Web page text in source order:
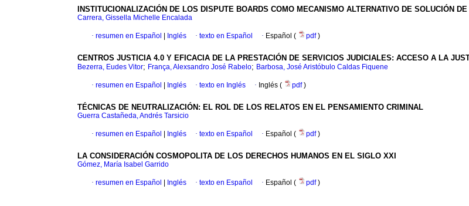
INSTITUCIONALIZACIÓN DE LOS DISPUTE BOARDS COMO MECANISMO ALTERNATIVO DE SOLUCIÓN
Carrera, Gissella Michelle Encalada
· resumen en Español Inglés · texto en Español · Español ( pdf)
CENTROS JUSTICIA 4.0 Y EFICACIA DE LA PRESTACIÓN DE SERVICIOS JUDICIALES: ACCESO A LA
Bezerra, Eudes Vitor; França, Alexsandro José Rabelo; Barbosa, José Aristóbulo Caldas Fiquene
· resumen en Español Inglés · texto en Inglés · Inglés ( pdf)
TÉCNICAS DE NEUTRALIZACIÓN: EL ROL DE LOS RELATOS EN EL PENSAMIENTO CRIMINAL
Guerra Castañeda, Andrés Tarsicio
· resumen en Español Inglés · texto en Español · Español ( pdf)
LA CONSIDERACIÓN COSMOPOLITA DE LOS DERECHOS HUMANOS EN EL SIGLO XXI
Gómez, María Isabel Garrido
· resumen en Español Inglés · texto en Español · Español ( pdf)